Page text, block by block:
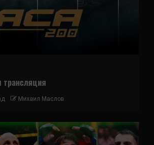
трансляция
Михаил Маслов